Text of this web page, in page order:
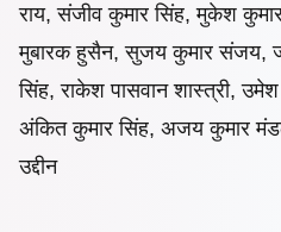
राय, संजीव कुमार सिंह, मुकेश
मुबारक हुसैन, सुजय कुमार संजय,
सिंह, राकेश पासवान शास्त्री,
अंकित कुमार सिंह, अजय कुमार
उद्दीन